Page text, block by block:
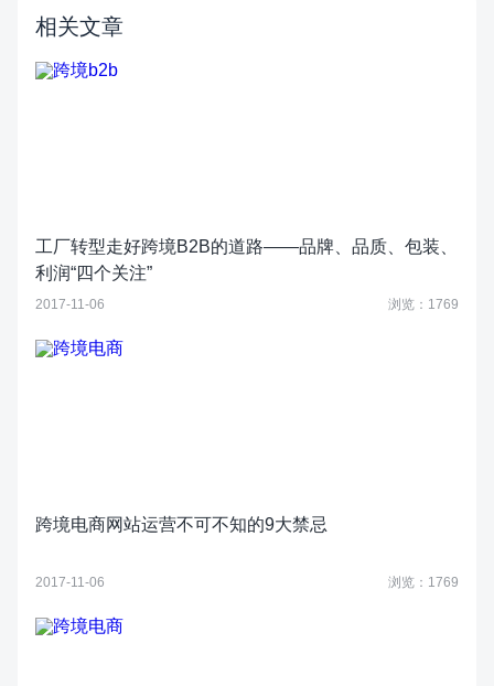
相关文章
工厂转型走好跨境B2B的道路——品牌、品质、包装、
利润“四个关注”
2017-11-06 浏览：1769
跨境电商网站运营不可不知的9大禁忌
2017-11-06 浏览：1769